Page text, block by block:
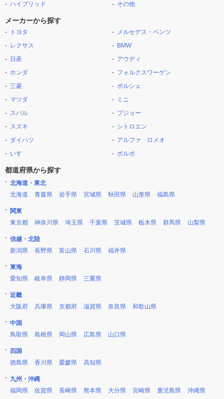
ハイブリッド
その他
メーカーから探す
トヨタ
レクサス
日産
ホンダ
三菱
マツダ
スバル
スズキ
ダイハツ
いすゞ
メルセデス・ベンツ
BMW
アウディ
フォルクスワーゲン
ポルシェ
ミニ
プジョー
シトロエン
アルファ ロメオ
ボルボ
都道府県から探す
北海道・東北
北海道
青森県 岩手県 宮城県 秋田県 山形県 福島県
関東
東京都
神奈川県 埼玉県 千葉県 茨城県 栃木県 群馬県 山梨県
信越・北陸
新潟県
長野県 富山県 石川県 福井県
東海
愛知県
岐阜県 静岡県 三重県
近畿
大阪府
兵庫県 京都府 滋賀県 奈良県 和歌山県
中国
鳥取県
島根県 岡山県 広島県 山口県
四国
徳島県
香川県 愛媛県 高知県
九州・沖縄
福岡県
佐賀県 長崎県 熊本県 大分県 宮崎県 鹿児島県 沖縄県